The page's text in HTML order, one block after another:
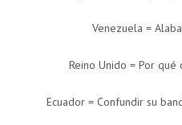
Venezuela =
Reino Unido = Por
Ecuador = Confundir su